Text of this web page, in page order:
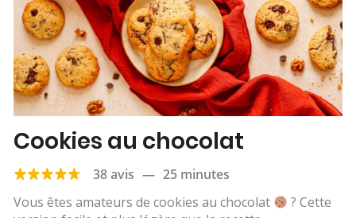
Cookies au chocolat
38 avis — 25 minutes
Vous êtes amateurs de cookies au chocolat
? Cette